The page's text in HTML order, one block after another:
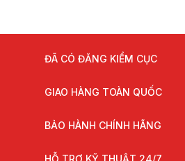
ĐÃ CÓ ĐĂNG KIỂM CỤC
GIAO HÀNG TOÀN QUỐC
BẢO HÀNH CHÍNH HÃNG
HỖ TRỢ KỸ THUẬT 24/7